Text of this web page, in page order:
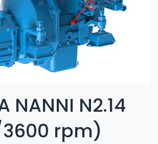
NANNI N2.14
rpm)